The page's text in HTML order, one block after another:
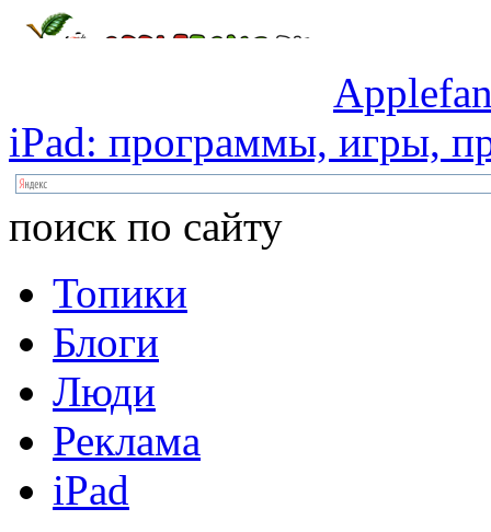
iPad: программы, игры,
поиск по сайту
Топики
Блоги
Люди
Реклама
iPad